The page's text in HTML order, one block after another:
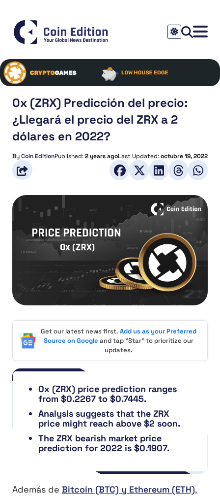
0x (ZRX) Predicción del precio:
¿Llegará el precio del ZRX a 2
dólares en 2022?
ByCoin EditionPublished:2 years agoLast Updated:octubre 19, 2022
Get our latest news first. Add us as your Preferred
Source on Google and tap "Star" to prioritize our
updates.
0x (ZRX) price prediction ranges
from $0.2267 to $0.7445.
Analysis suggests that the ZRX
price might reach above $2 soon.
The ZRX bearish market price
prediction for 2022 is $0.1907.
Además de Bitcoin (BTC) y Ethereum (ETH),